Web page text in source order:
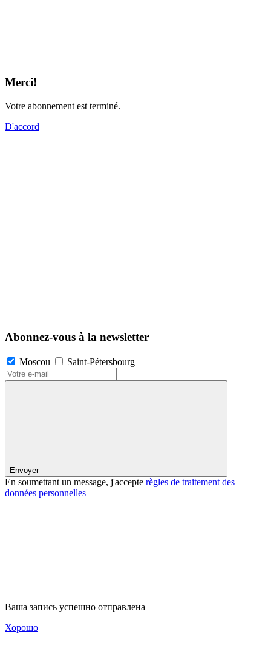
Merci!
Votre abonnement est terminé.
D'accord
Abonnez-vous à la newsletter
Moscou Saint-Pétersbourg
Envoyer
En soumettant un message, j'accepte règles de traitement des
données personnelles
Ваша запись успешно отправлена
Хорошо